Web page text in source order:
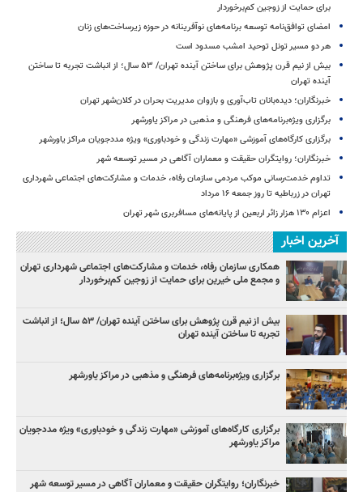
برای حمایت از زوجین کم‌برخوردار
امضای توافق‌نامه توسعه برنامه‌های نوآفرینانه در حوزه زیرساخت‏‌های زنان
هر دو مسیر تونل توحید امشب مسدود است
بیش از نیم قرن پژوهش برای ساختن آینده تهران/ ۵۳ سال؛ از انباشت تجربه تا ساختن
آینده تهران
خبرنگاران؛ دیده‌بانان تاب‌آوری و بازوان مدیریت بحران در کلان‌شهر تهران
برگزاری ویژه‌برنامه‌های فرهنگی و مذهبی در مراکز یاورشهر
برگزاری کارگاه‌های آموزشی «مهارت زندگی و خودباوری» ویژه مددجویان مراکز یاورشهر
خبرنگاران؛ روایتگران حقیقت و معماران آگاهی در مسیر توسعه شهر
تداوم خدمت‌رسانی موکب مردمی سازمان رفاه، خدمات و مشارکت‌های اجتماعی شهرداری
تهران در زرباطیه تا روز جمعه ۱۶ مرداد
اعزام ۱۳۰ هزار زائر اربعین از پایانه‌های مسافربری شهر تهران
آخرین اخبار
همکاری سازمان رفاه، خدمات و مشارکت‌های اجتماعی شهرداری تهران
و مجمع ملی خیرین برای حمایت از زوجین کم‌برخوردار
بیش از نیم قرن پژوهش برای ساختن آینده تهران/ ۵۳ سال؛ از انباشت
تجربه تا ساختن آینده تهران
برگزاری ویژه‌برنامه‌های فرهنگی و مذهبی در مراکز یاورشهر
برگزاری کارگاه‌های آموزشی «مهارت زندگی و خودباوری» ویژه مددجویان
مراکز یاورشهر
خبرنگاران؛ روایتگران حقیقت و معماران آگاهی در مسیر توسعه شهر